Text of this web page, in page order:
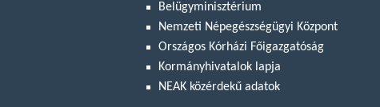
Belügyminisztérium
Nemzeti Népegészségügyi Központ
Országos Kórházi Főigazgatóság
Kormányhivatalok lapja
NEAK közérdekű adatok